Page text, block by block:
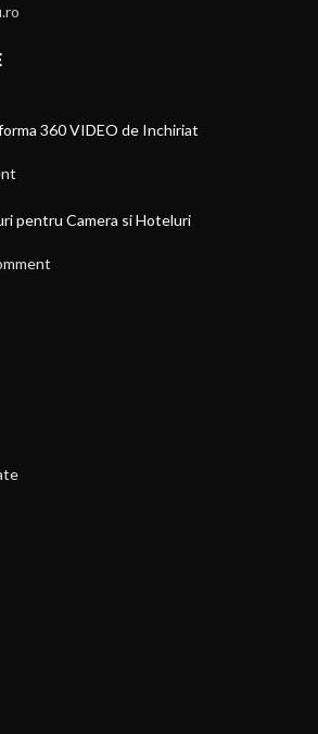
360 VIDEO de Inchiriat
pentru Camera si Hoteluri